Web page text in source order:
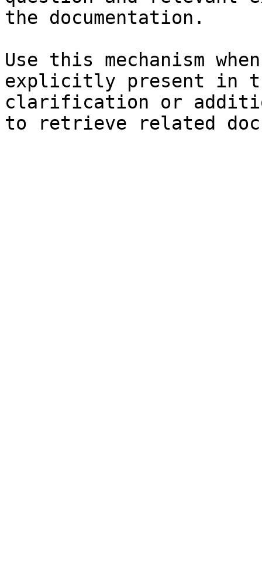
the documentation.
Use this mechanism
explicitly present in
clarification or